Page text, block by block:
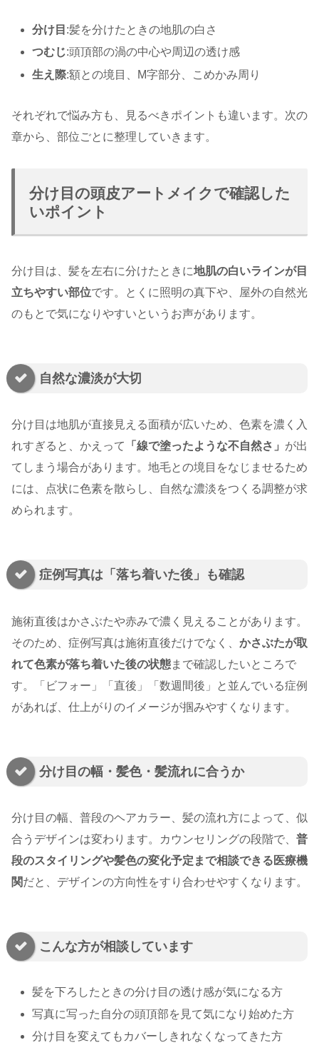
分け目 :髪を分けたときの地肌の白さ
つむじ:頭頂部の渦の中心や周辺の透け感
生え際:額との境目、M字部分、こめかみ周り
それぞれで悩み方も、見るべきポイントも違います。次の
章から、部位ごとに整理していきます。
分け目の頭皮アートメイクで確認した
いポイント
分け目は、髪を左右に分けたときに地肌の白いラインが目
立ちやすい部位です。とくに照明の真下や、屋外の自然光
のもとで気になりやすいというお声があります。
自然な濃淡が大切
分け目は地肌が直接見える面積が広いため、色素を濃く入
れすぎると、かえって
「線で塗ったような不自然さ」 が出
てしまう場合があります。地毛との境目をなじませるため
には、点状に色素を散らし、自然な濃淡をつくる調整が求
められます。
症例写真は「落ち着いた後」も確認
施術直後はかさぶたや赤みで濃く見えることがあります。
そのため、症例写真は施術直後だけでなく、 かさぶたが取
れて色素が落ち着いた後の状態まで確認したいところで
す。「ビフォー」「直後」「数週間後」と並んでいる症例
があれば、仕上がりのイメージが掴みやすくなります。
分け目の幅・髪色・髪流れに合うか
分け目の幅、普段のヘアカラー、髪の流れ方によって、似
合うデザインは変わります。カウンセリングの段階で、 普
段のスタイリングや髪色の変化予定まで相談できる医療機
関だと、デザインの方向性をすり合わせやすくなります。
こんな方が相談しています
髪を下ろしたときの分け目の透け感が気になる方
写真に写った自分の頭頂部を見て気になり始めた方
分け目を変えてもカバーしきれなくなってきた方